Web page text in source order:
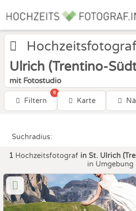
Ulrich (Trentino-
mit Fotostudio
Filtern
0
Karte
Suchradius:
1 Hochzeitsfotograf in St. Ulrich
in Umgebung